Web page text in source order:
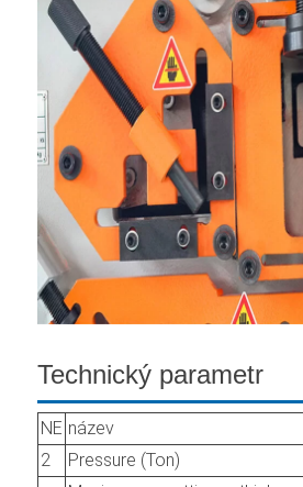
Technický parametr
NE název
2
Pressure (Ton)